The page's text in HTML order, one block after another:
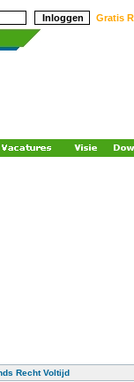
Gratis
Recht Voltijd